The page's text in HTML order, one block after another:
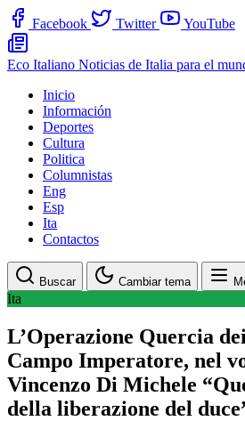
Facebook Twitter YouTube
Eco Italiano Noticias de Italia para el
Inicio
Información
Deportes
Cultura
Politica
Columnistas
Eng
Esp
Ita
Contactos
Buscar Cambiar tema
Ita
L’Operazione Quercia
Campo Imperatore, nel
Vincenzo Di Michele
della liberazione del